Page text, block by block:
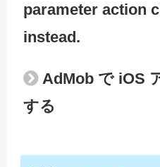
parameter action
instead.
AdMob で iOS
する